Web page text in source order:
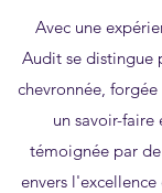
Avec une
Audit se distingue
chevronnée,
un savoir-
témoignée par
envers